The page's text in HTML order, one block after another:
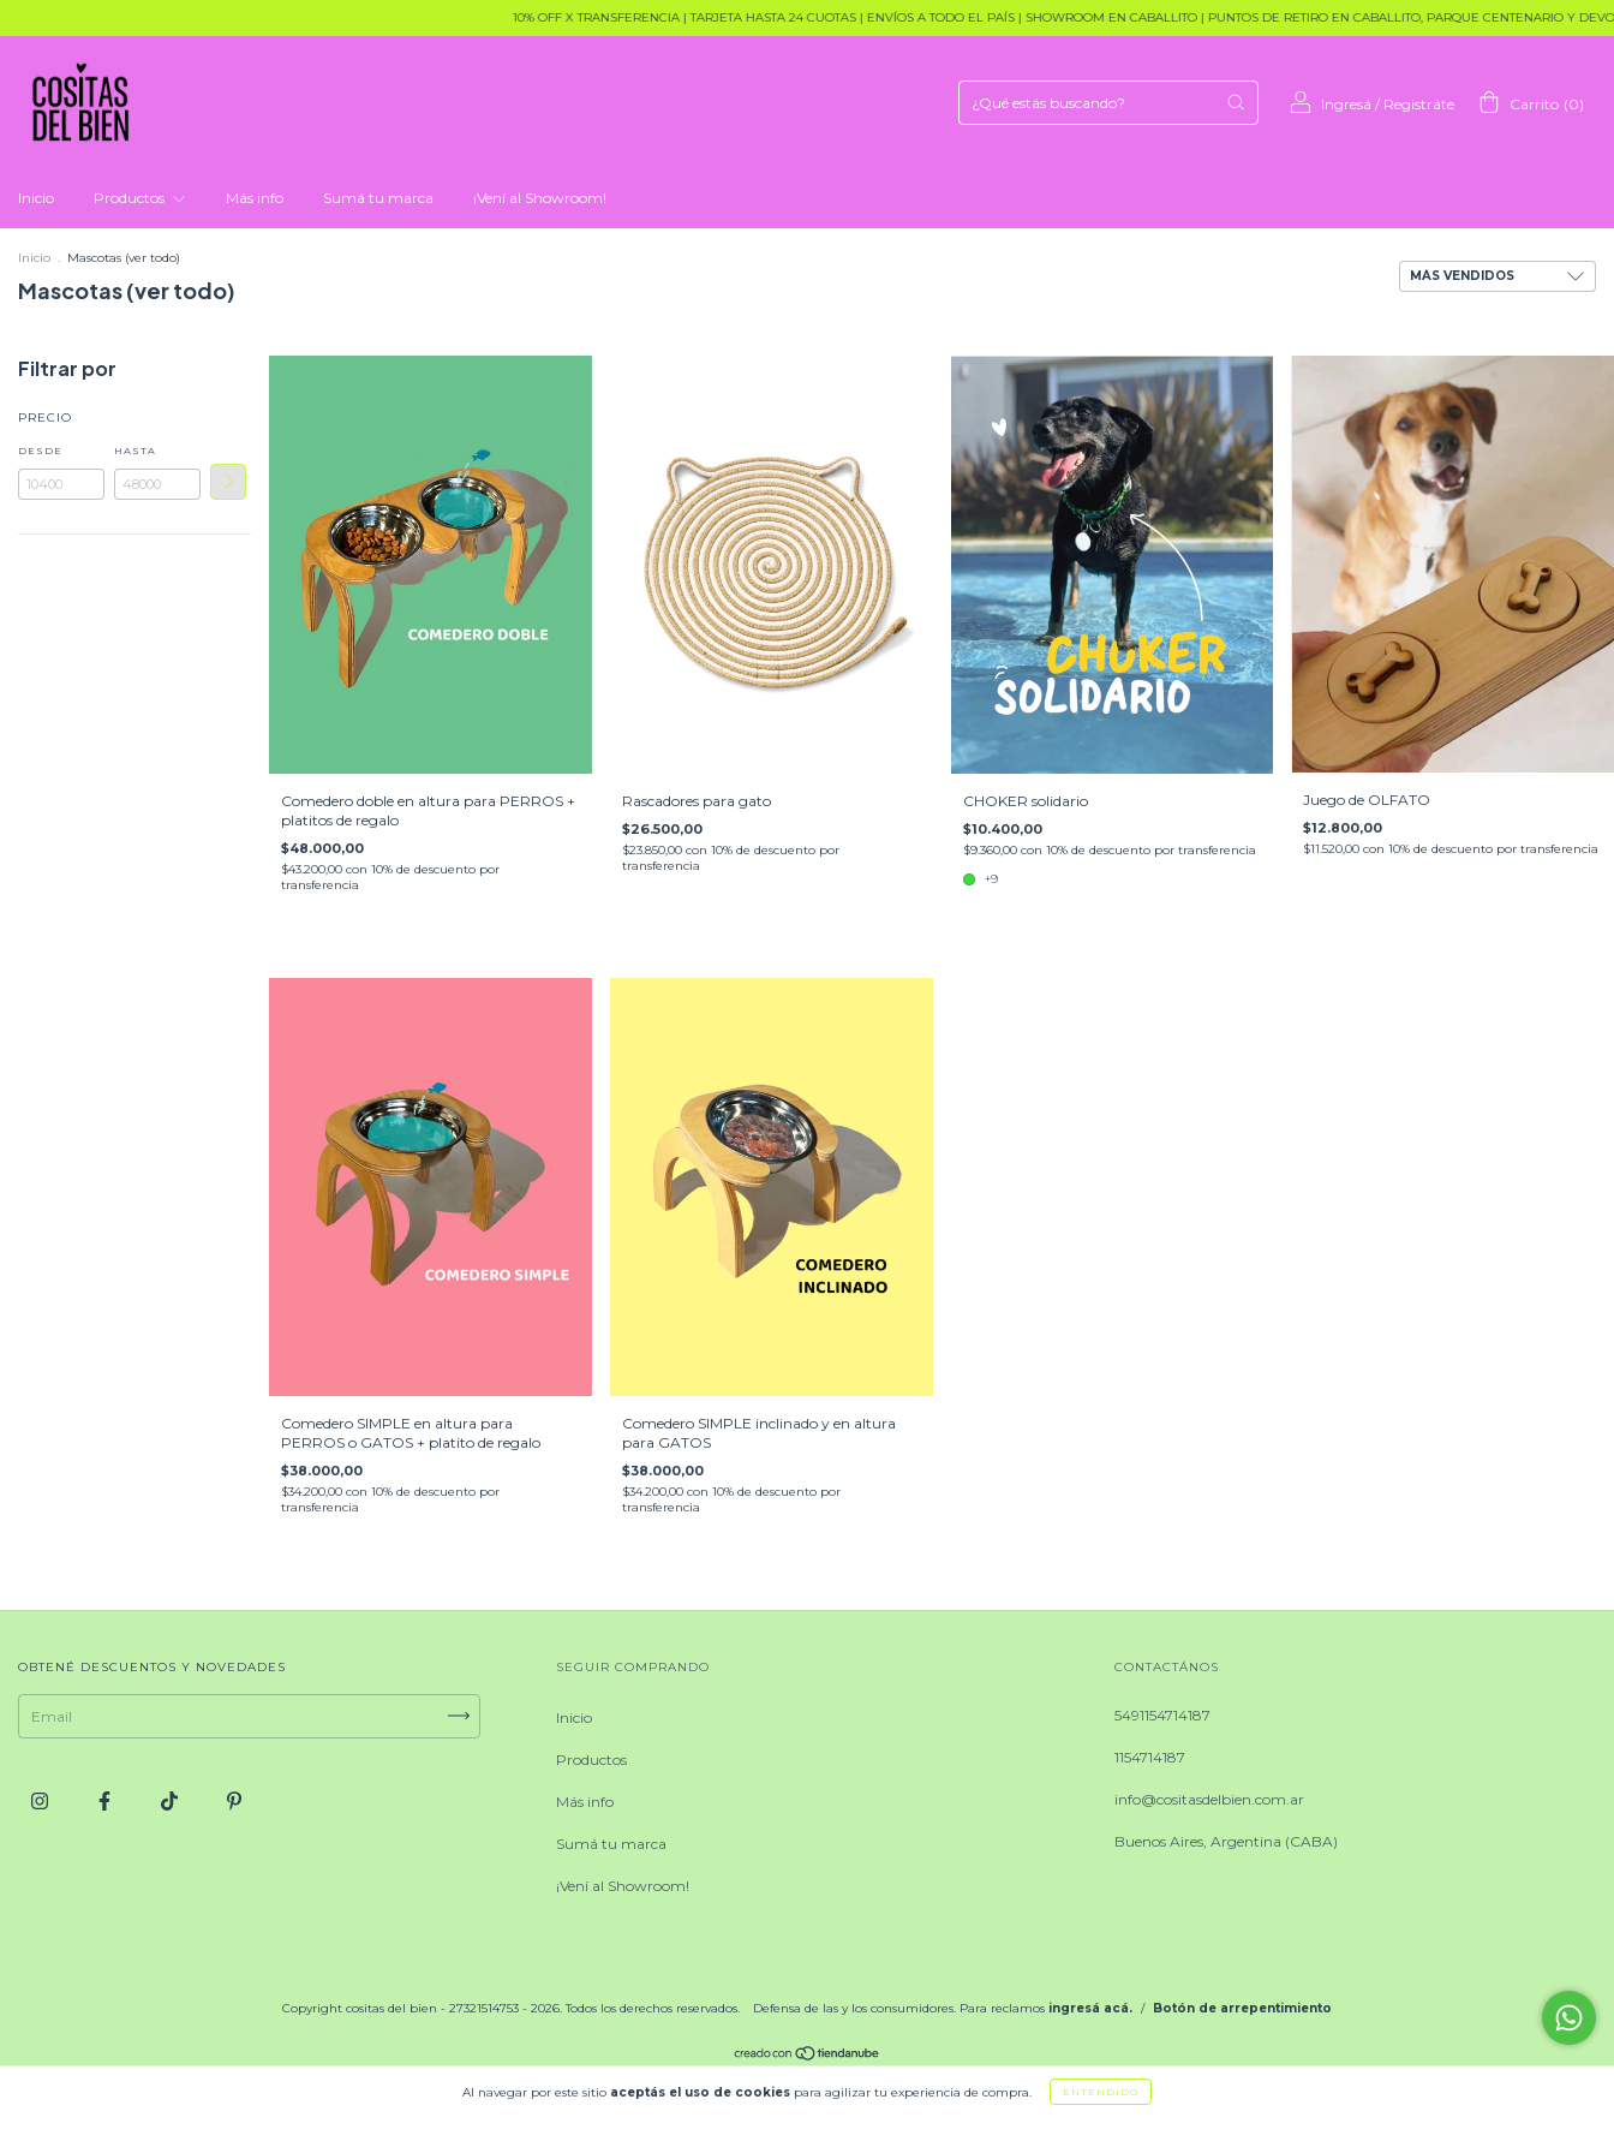
10% OFF X TRANSFERENCIA | TARJETA HASTA 24 CUOTAS | ENVÍOS A TODO EL PAÍS | SHOWROOM EN CABALLITO | PUNTOS DE RETIRO EN CABALLITO, PARQUE CENTENARIO Y DEVOTO
Ingresá / Registráte Carrito (0)
Inicio Productos Más info Sumá tu marca ¡Vení al Showroom!
Al navegar por este sitio aceptás el uso de cookies para agilizar tu experiencia de compra. ENTENDIDO
Inicio . Mascotas (ver todo)
Mascotas (ver todo)
Filtrar por
PRECIO
DESDE HASTA
Comedero doble en altura para PERROS +
platitos de regalo
$48.000,00
$43.200,00 con 10% de descuento por
transferencia
Rascadores para gato
$26.500,00
$23.850,00 con 10% de descuento por
transferencia
CHOKER solidario
$10.400,00
$9.360,00 con 10% de descuento por transferencia
+9
Juego de OLFATO
$12.800,00
$11.520,00con 10% de descuento por transferencia
Comedero SIMPLE en altura para
PERROS o GATOS + platito de regalo
$38.000,00
$34.200,00 con 10% de descuento por
transferencia
Comedero SIMPLE inclinado y en altura
para GATOS
$38.000,00
$34.200,00 con 10% de descuento por
transferencia
OBTENÉ DESCUENTOS Y NOVEDADES SEGUIR COMPRANDO
Inicio
Productos
Más info
Sumá tu marca
¡Vení al Showroom!
CONTACTÁNOS
5491154714187
1154714187
info@cositasdelbien.com.ar
Buenos Aires, Argentina (CABA)
Copyright cositas del bien - 27321514753 - 2026. Todos los derechos reservados. Defensa de las y los consumidores. Para reclamos ingresá acá. / Botón de arrepentimiento